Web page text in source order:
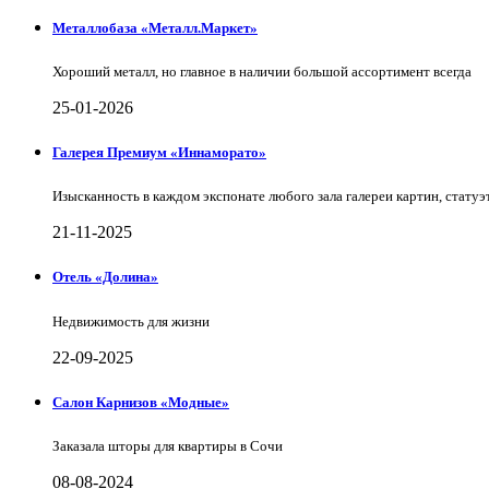
Металлобаза «Металл.Маркет»
Хороший металл, но главное в наличии большой ассортимент всегда
25-01-2026
Галерея Премиум «Иннаморато»
Изысканность в каждом экспонате любого зала галереи картин,
21-11-2025
Отель «Долина»
Недвижимость для жизни
22-09-2025
Салон Карнизов «Модные»
Заказала шторы для квартиры в Сочи
08-08-2024